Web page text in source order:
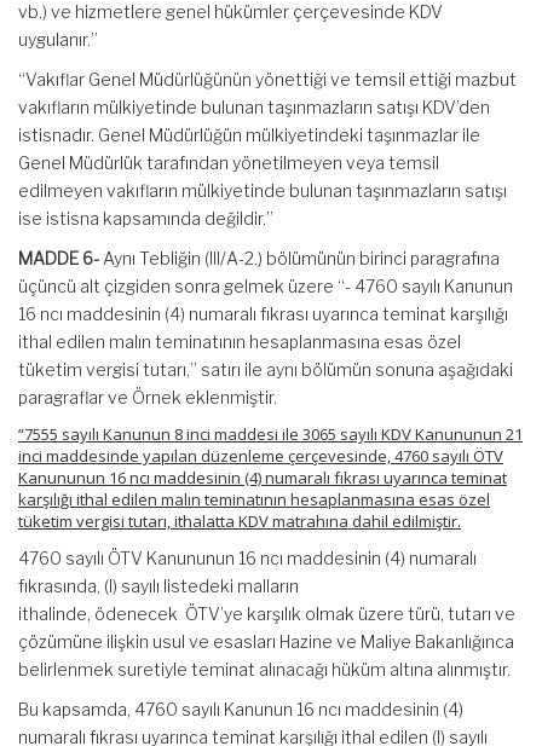
vb.) ve hizmetlere genel hükümler çerçevesinde KDV
uygulanır.”
“Vakıflar Genel Müdürlüğünün yönettiği ve temsil ettiği mazbut
vakıfların mülkiyetinde bulunan taşınmazların satışı KDV’den
istisnadır. Genel Müdürlüğün mülkiyetindeki taşınmazlar ile
Genel Müdürlük tarafından yönetilmeyen veya temsil
edilmeyen vakıfların mülkiyetinde bulunan taşınmazların satışı
ise istisna kapsamında değildir.”
MADDE 6- Aynı Tebliğin (III/A-2.) bölümünün birinci paragrafına
üçüncü alt çizgiden sonra gelmek üzere “- 4760 sayılı Kanunun
16 ncı maddesinin (4) numaralı fıkrası uyarınca teminat karşılığı
ithal edilen malın teminatının hesaplanmasına esas özel
tüketim vergisi tutarı,” satırı ile aynı bölümün sonuna aşağıdaki
paragraflar ve Örnek eklenmiştir.
“7555 sayılı Kanunun 8 inci maddesi ile 3065 sayılı KDV Kanununun 21
inci maddesinde yapılan düzenleme çerçevesinde, 4760 sayılı ÖTV
Kanununun 16 ncı maddesinin (4) numaralı fıkrası uyarınca teminat
karşılığı ithal edilen malın teminatının hesaplanmasına esas özel
tüketim vergisi tutarı, ithalatta KDV matrahına dahil edilmiştir.
4760 sayılı ÖTV Kanununun 16 ncı maddesinin (4) numaralı
fıkrasında, (I) sayılı listedeki malların
ithalinde, ödenecek ÖTV’ye karşılık olmak üzere türü, tutarı ve
çözümüne ilişkin usul ve esasları Hazine ve Maliye Bakanlığınca
belirlenmek suretiyle teminat alınacağı hüküm altına alınmıştır.
Bu kapsamda, 4760 sayılı Kanunun 16 ncı maddesinin (4)
numaralı fıkrası uyarınca teminat karşılığı ithal edilen (I) sayılı